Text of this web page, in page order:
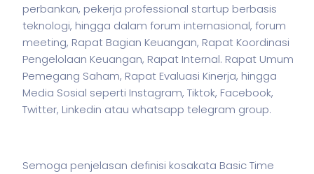
perbankan, pekerja professional startup berbasis
teknologi, hingga dalam forum internasional, forum
meeting, Rapat Bagian Keuangan, Rapat Koordinasi
Pengelolaan Keuangan, Rapat Internal. Rapat Umum
Pemegang Saham, Rapat Evaluasi Kinerja, hingga
Media Sosial seperti Instagram, Tiktok, Facebook,
Twitter, Linkedin atau whatsapp telegram group.
Semoga penjelasan definisi kosakata Basic Time